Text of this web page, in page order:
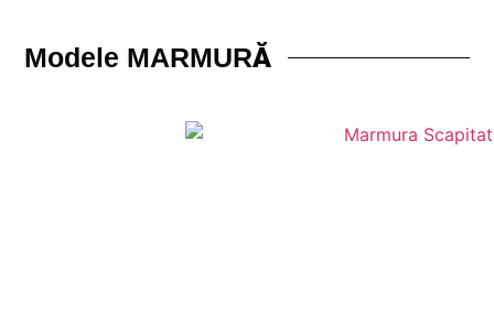
Modele MARMURĂ